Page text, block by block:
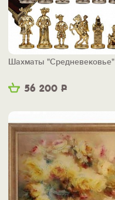
56 200 Р
Шахматы "Средневековье"